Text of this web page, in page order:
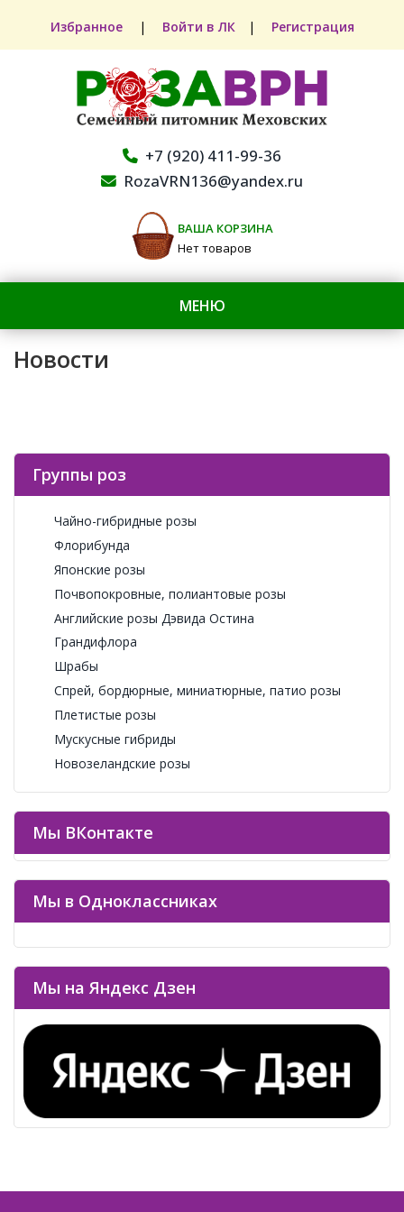
Избранное | Войти в ЛК | Регистрация
+7 (920) 411-99-36
RozaVRN136@yandex.ru
ВАША КОРЗИНА
Нет товаров
МЕНЮ
Новости
Группы роз
Чайно-гибридные розы
Флорибунда
Японские розы
Почвопокровные, полиантовые розы
Английские розы Дэвида Остина
Грандифлора
Шрабы
Спрей, бордюрные, миниатюрные, патио розы
Плетистые розы
Мускусные гибриды
Новозеландские розы
Мы ВКонтакте
Мы в Одноклассниках
Мы на Яндекс Дзен